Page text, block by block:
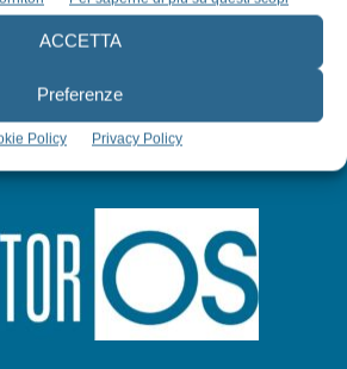
ACCETTA
Preferenze
Policy Privacy Policy